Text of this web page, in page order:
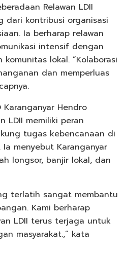
Relawan LDII
dari kontribusi organisasi
Ia berharap relawan
intensif dengan
lokal. “Kolaborasi
dan memperluas
Karanganyar Hendro
LDII memiliki peran
tugas kebencanaan di
menyebut Karanganyar
longsor, banjir lokal, dan
terlatih sangat membantu
Kami berharap
LDII terus terjaga untuk
masyarakat.,” kata